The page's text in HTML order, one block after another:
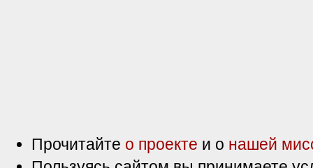
Прочитайте о проекте и о нашей